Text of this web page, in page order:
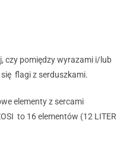
czy pomiędzy wyrazami i/lub
flagi z serduszkami.
elementy z sercami
to 16 elementów (12 LITER